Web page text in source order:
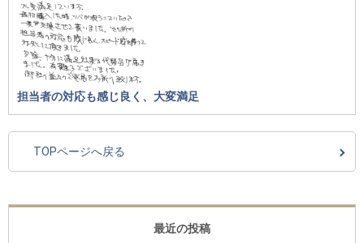
担当者の対応も感じ良く、大変満足
TOPページへ戻る
最近の投稿